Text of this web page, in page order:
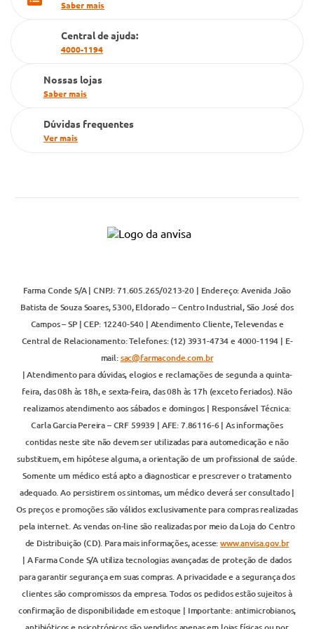
Cartão Grupo Conde
Televendas
Saber mais
Central de ajuda:
4000-1194
Nossas lojas
Saber mais
Dúvidas frequentes
Ver mais
Farma Conde S/A | CNPJ: 71.605.265/0213-20 | Endereço: Avenida João
Batista de Souza Soares, 5300, Eldorado – Centro Industrial, São José dos
Campos – SP | CEP: 12240-540 | Atendimento Cliente, Televendas e
Central de Relacionamento: Telefones: (12) 3931-4734 e 4000-1194 | E-
mail:sac@farmaconde.com.br
| Atendimento para dúvidas, elogios e reclamações de segunda a quinta-
feira, das 08h às 18h, e sexta-feira, das 08h às 17h (exceto feriados). Não
realizamos atendimento aos sábados e domingos | Responsável Técnica:
Carla Garcia Pereira – CRF 59939 | AFE: 7.86116-6 | As informações
contidas neste site não devem ser utilizadas para automedicação e não
substituem, em hipótese alguma, a orientação de um profissional de saúde.
Somente um médico está apto a diagnosticar e prescrever o tratamento
adequado. Ao persistirem os sintomas, um médico deverá ser consultado |
Os preços e promoções são válidos exclusivamente para compras realizadas
pela internet. As vendas on-line são realizadas por meio da Loja do Centro
de Distribuição (CD). Para mais informações, acesse:www.anvisa.gov.br
| A Farma Conde S/A utiliza tecnologias avançadas de proteção de dados
para garantir segurança em suas compras. A privacidade e a segurança dos
clientes são compromissos da empresa. Todos os pedidos estão sujeitos à
confirmação de disponibilidade em estoque | Importante: antimicrobianos,